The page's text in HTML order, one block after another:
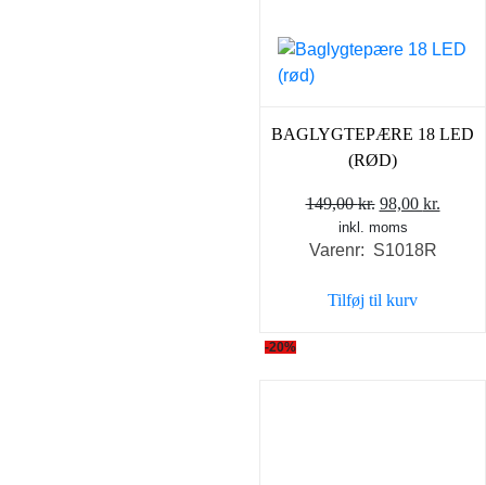
BAGLYGTEPÆRE 18 LED
(RØD)
149,00kr. Den
oprindelige
pris
149,00 kr..
98,00 kr.
inkl. moms
Varenr: S1018R
Tilføj til kurv
-20%